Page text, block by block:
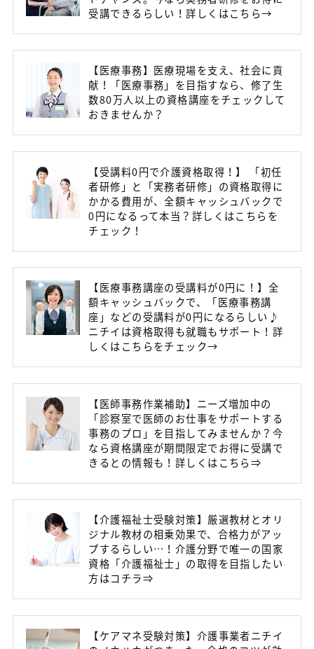
受講できるらしい！詳しくはこちら→
【医療事務】医療現場を支え、社会に貢
献！「医療事務」を目指すなら、修了生
数80万人以上の資格講座をチェックして
おきませんか？
【受講料0円で介護資格取得！】 「初任
者研修」と「実務者研修」の資格取得に
かかる費用が、全額キャッシュバックで
0円になるって本当？詳しくはこちらを
チェック！
【医療事務講座の受講料が0円に！】全
額キャッシュバックで、「医療事務講
座」などの受講料が0円になるらしい♪
ニチイは資格取得も就職もサポート！詳
しくはこちらをチェック→
【医師事務作業補助】ニーズ増加中の
「診察室で医師のお仕事をサポートする
事務のプロ」を目指してみませんか？今
なら資格講座が期間限定でお得に受講で
きるとの情報も！詳しくはこちら⇒
【介護福祉士受験対策】厳選教材とオリ
ジナル教材の相乗効果で、合格力がアッ
プするらしい…！介護分野で唯一の国家
資格「介護福祉士」の取得を目指したい
方はコチラ⇒
【ケアマネ受験対策】介護事業者ニチイ